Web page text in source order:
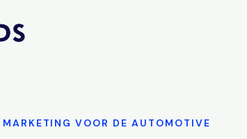
VOOR DE AUTOMOTIVE